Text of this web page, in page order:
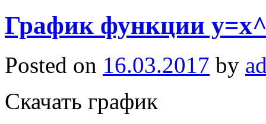
График функции
Posted on 16.03.2017 by
Скачать график